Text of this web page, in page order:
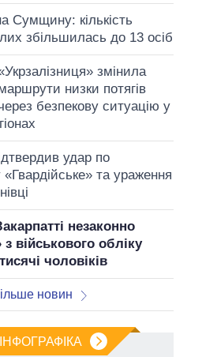
Сумщину: кількість
збільшилась до 13 осіб
змінила
низки потягів
безпекову ситуацію у
удар по
та ураження
незаконно
військового обліку
чоловіків
новин
ІНФОГРАФІКА